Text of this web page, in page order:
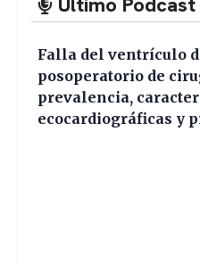
Falla del ventrículo
posoperatorio de
prevalencia,
ecocardiográficas y